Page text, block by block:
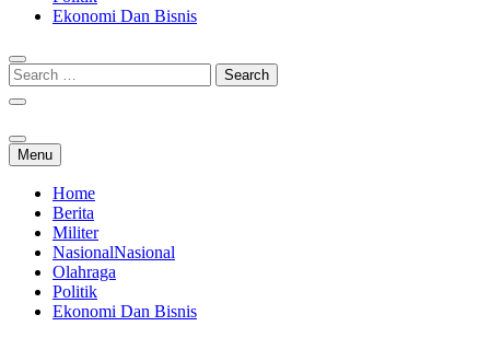
Ekonomi Dan Bisnis
Menu
Home
Berita
Militer
NasionalNasional
Olahraga
Politik
Ekonomi Dan Bisnis